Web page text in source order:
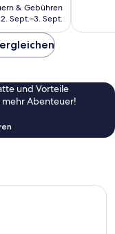
Preis
beträgt
& Gebühren
2. Sept.–3. Sept.
und Vorteile
mehr Abenteuer!